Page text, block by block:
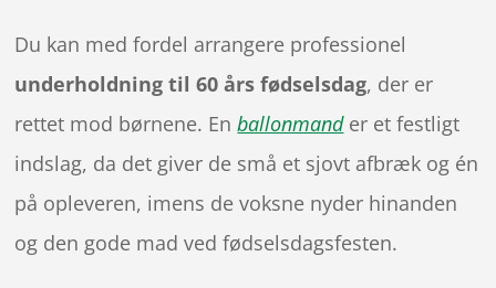
Du kan med fordel arrangere professionel
underholdning til 60 års fødselsdag, der er
rettet mod børnene. Enballonmander et festligt
indslag, da det giver de små et sjovt afbræk og én
på opleveren, imens de voksne nyder hinanden
og den gode mad ved fødselsdagsfesten.